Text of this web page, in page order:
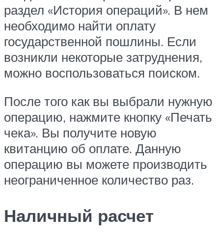
раздел «История операций». В нем
необходимо найти оплату
государственной пошлины. Если
возникли некоторые затруднения,
можно воспользоваться поиском.
После того как вы выбрали нужную
операцию, нажмите кнопку «Печать
чека». Вы получите новую
квитанцию об оплате. Данную
операцию вы можете производить
неограниченное количество раз.
Наличный расчет